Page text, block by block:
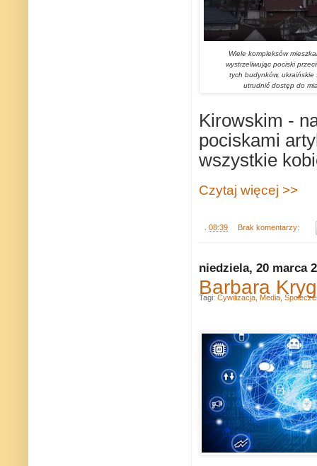
Wiele kompleksów
wystrzeliwując pociski
tych budynków, ukraińskie
utrudnić dostęp do
Kirowskim -
pociskami
wszystkie
Czytaj więcej >>
08:39 Brak komentarzy:
niedziela, 20 marca
Barbara
Tagi: Cywilizacja, Media,